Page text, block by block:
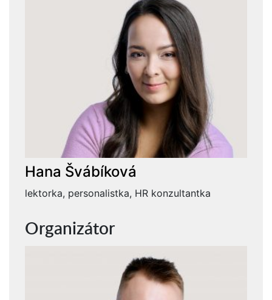
Hana Švábíková
lektorka, personalistka, HR konzultantka
Organizátor